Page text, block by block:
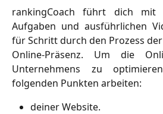
rankingCoach führt dich mit
Aufgaben und ausführlichen
für Schritt durch den Prozess
Online-Präsenz. Um die
Unternehmens zu
folgenden Punkten arbeiten:
deiner Website.